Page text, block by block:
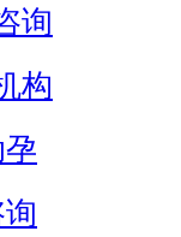
询
构